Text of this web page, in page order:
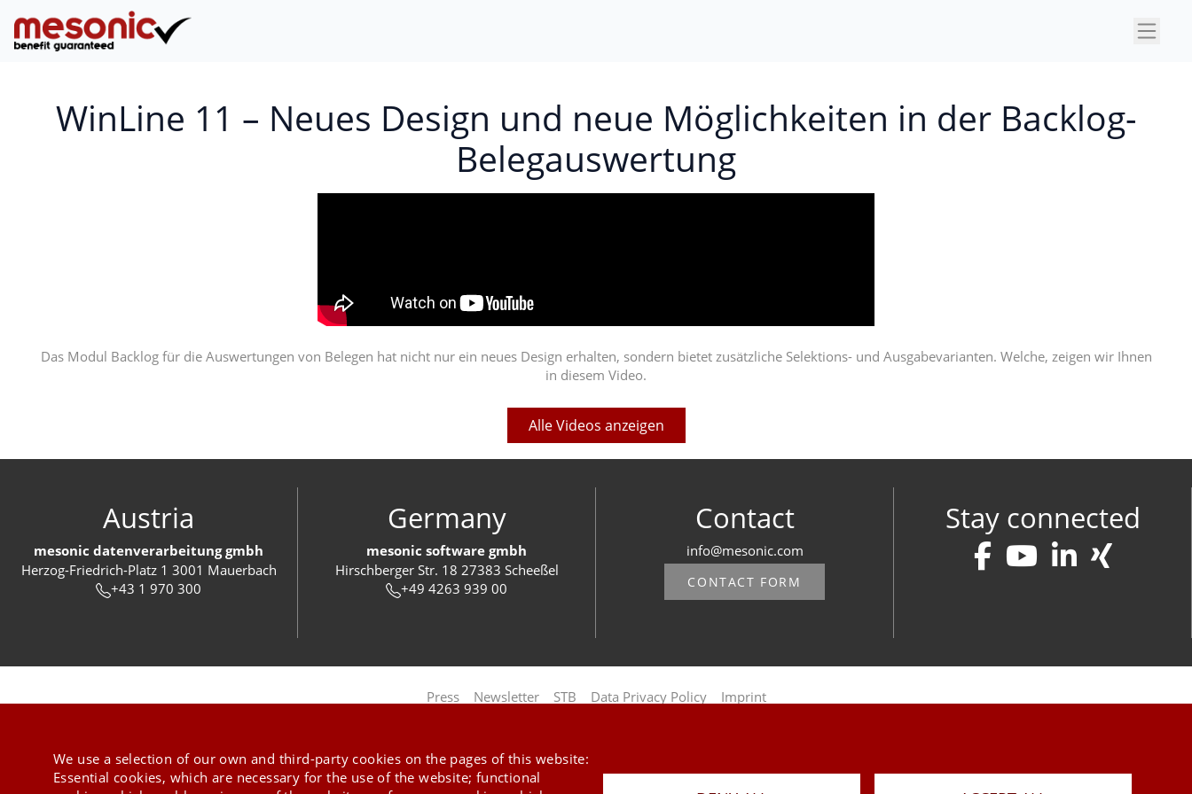
×
WinLine 11 – Neues Design und neue Möglichkeiten in der Backlog-
Belegauswertung
Das Modul Backlog für die Auswertungen von Belegen hat nicht nur ein neues Design erhalten, sondern bietet zusätzliche Selektions- und Ausgabevarianten. Welche, zeigen wir Ihnen
in diesem Video.
Alle Videos anzeigen
Austria
mesonic datenverarbeitung gmbh
Herzog-Friedrich-Platz 1 3001 Mauerbach
+43 1 970 300
Germany
mesonic software gmbh
Hirschberger Str. 18 27383 Scheeßel
+49 4263 939 00
Contact
info@mesonic.com
CONTACT FORM
Stay connected
Press Newsletter STB Data Privacy Policy Imprint
Last Update 05.08.2026
We use a selection of our own and third-party cookies on the pages of this website:
Essential cookies, which are necessary for the use of the website; functional